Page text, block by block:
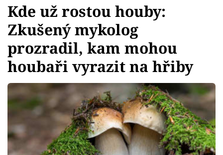
Témata
Bydlení
Zahrada
Design
Sledujte prima+
Kde už rostou houby:
Zkušený mykolog
prozradil, kam mohou
houbaři vyrazit na hřiby